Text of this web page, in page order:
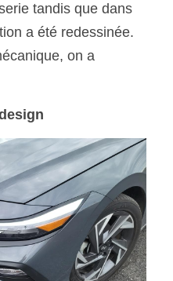
tandis que dans
a été redessinée.
on a